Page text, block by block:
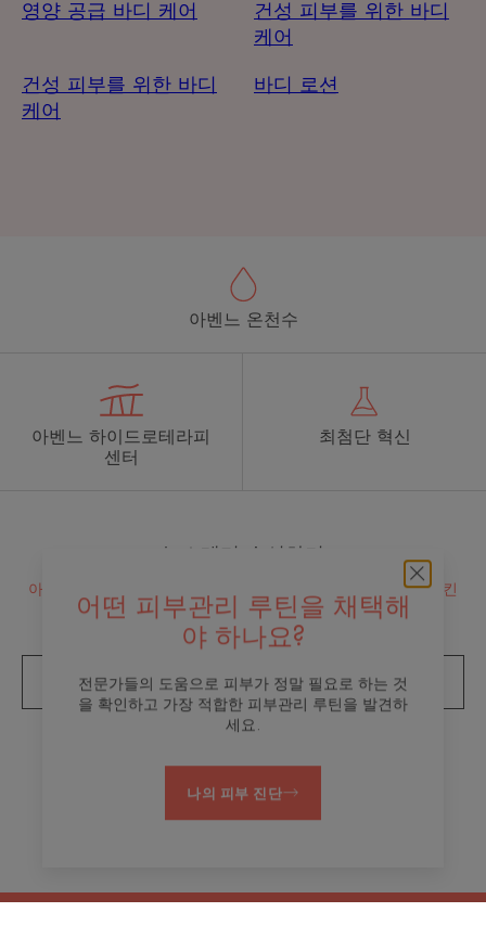
영양 공급 바디 케어
건성 피부를 위한 바디
케어
건성 피부를 위한 바디
케어
바디 로션
어떤 피부관리 루틴을 채택해
야 하나요?
전문가들의 도움으로 피부가 정말 필요로 하는 것
을 확인하고 가장 적합한 피부관리 루틴을 발견하
세요.
나의 피부 진단
아벤느 온천수
아벤느 하이드로테라피
센터
최첨단 혁신
아벤느는 여러분의 편안한 피부를 위해 노력합니다. 데일리 스킨
케어를 위한 아벤느의 팁을 만나보세요.
뉴스레터 구독
연락처